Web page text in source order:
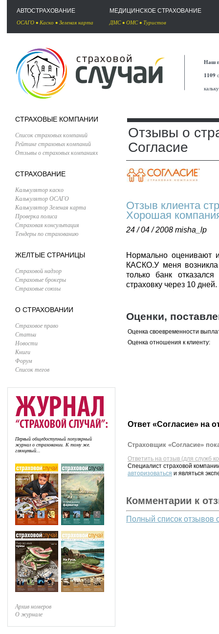
АВТОСТРАХОВАНИЕ
ОСАГО • Каско • Зеленая карта
МЕДИЦИНСКОЕ СТРАХОВАНИЕ
ДМС• ОМС• Туристов
Наш
1109
СТРАХОВЫЕ КОМПАНИИ
Список страховых компаний
Рейтинг страховых компаний
Отзывы о страховых компаниях
СТРАХОВАНИЕ
Калькулятор каско
Калькулятор ОСАГО
Калькулятор Зеленая карта
Проверка полиса
Страховая консультация
Тендеры по страхованию
ЖЕЛТЫЕ СТРАНИЦЫ
Страховой надзор
Страховые брокеры
Страховые союзы
О СТРАХОВАНИИ
Страховое право
Статьи
Новости
Книги
Форум
Список тегов
Первый общедоступный популярный
журнал о страховании. К тому же,
глянцевый...
Архив номеров
О журнале
Отзывы о
Согласие
Отзыв клиента
Хорошая
24 / 04 / 2008 misha_lp
Нормально оценивают
КАСКО.У меня
только банк
страховку через 10 дней.
Оценки,
Оценка своевременности
Оценка отношения к клиенту:
Ответ «Согласие» на
Страховщик «Согласие»
Ответить на отзыв (для служб
Специалист страховой
авторизоваться и являться
Комментарии к
Полный список отзывов